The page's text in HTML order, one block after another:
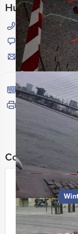
Hulp nodig bij
015 204 40 00
Chat met
Stuur ons een
Bel mij terug
Bekijk
Combineer dit
Old